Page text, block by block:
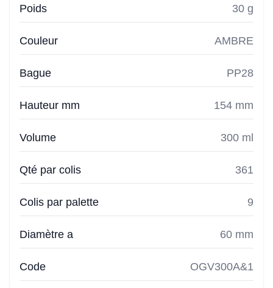
Poids 30 g
Couleur AMBRE
Bague PP28
Hauteur mm 154 mm
Volume 300 ml
Qté par colis 361
Colis par palette 9
Diamètre a 60 mm
Code OGV300A&1